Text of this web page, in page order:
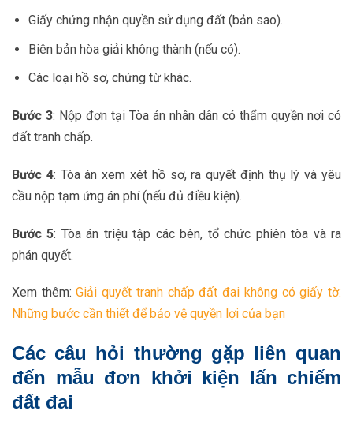
Giấy chứng nhận quyền sử dụng đất (bản sao).
Biên bản hòa giải không thành (nếu có).
Các loại hồ sơ, chứng từ khác.
Bước 3: Nộp đơn tại Tòa án nhân dân có thẩm quyền nơi có
đất tranh chấp.
Bước 4: Tòa án xem xét hồ sơ, ra quyết định thụ lý và yêu
cầu nộp tạm ứng án phí (nếu đủ điều kiện).
Bước 5: Tòa án triệu tập các bên, tổ chức phiên tòa và ra
phán quyết.
Xem thêm:Giải quyết tranh chấp đất đai không có giấy tờ:
Những bước cần thiết để bảo vệ quyền lợi của bạn
Các câu hỏi thường gặp liên quan
đến mẫu đơn khởi kiện lấn chiếm
đất đai